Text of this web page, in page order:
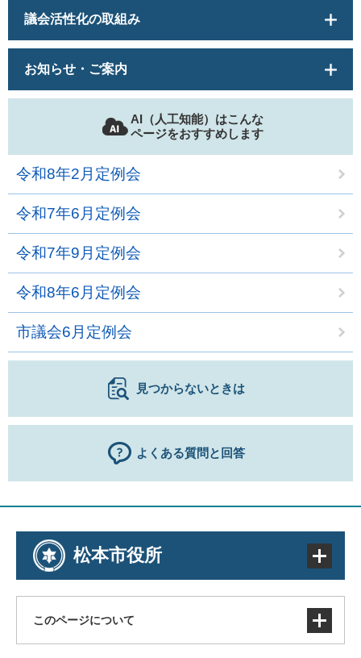
議会活性化の取組み
お知らせ・ご案内
AI（人工知能）はこんな
ページをおすすめします
令和8年2月定例会
令和7年6月定例会
令和7年9月定例会
令和8年6月定例会
市議会6月定例会
見つからないときは
よくある質問と回答
松本市役所
このページについて